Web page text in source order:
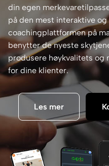
din egen
på den mest interaktive
coachingplattformen på
benytter de nyeste
produsere høykvalitets og
for dine klienter.
Les mer